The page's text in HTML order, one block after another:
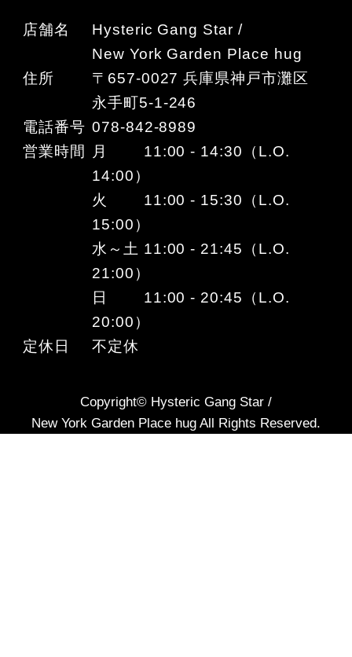
店舗名
Hysteric Gang Star /
New York Garden Place hug
住所
〒657-0027 兵庫県神戸市灘区
永手町5-1-246
電話番号 078-842-8989
営業時間
月 11:00 - 14:30（L.O.
14:00）
火 11:00 - 15:30（L.O.
15:00）
水～土 11:00 - 21:45（L.O.
21:00）
日 11:00 - 20:45（L.O.
20:00）
定休日
不定休
Copyright© Hysteric Gang Star /
New York Garden Place hug All Rights Reserved.